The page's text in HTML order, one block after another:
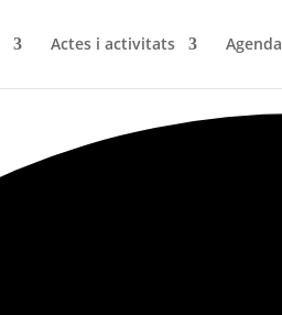
Actes i activitats Agenda